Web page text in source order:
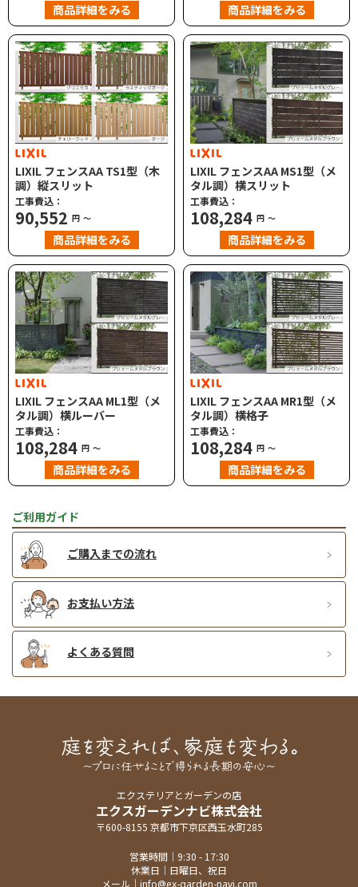
商品詳細をみる 商品詳細をみる
LIXIL フェンスAA TS1型（木
調）縦スリット
工事費込：
90,552 円 ～
商品詳細をみる
LIXIL フェンスAA MS1型（メ
タル調）横スリット
工事費込：
108,284 円 ～
商品詳細をみる
LIXIL フェンスAA ML1型（メ
タル調）横ルーバー
工事費込：
108,284 円 ～
商品詳細をみる
LIXIL フェンスAA MR1型（メ
タル調）横格子
工事費込：
108,284 円 ～
商品詳細をみる
ご利用ガイド
ご購入までの流れ
お支払い方法
よくある質問
エクステリアとガーデンの店
エクスガーデンナビ株式会社
〒600-8155 京都市下京区西玉水町285
営業時間｜9:30 - 17:30
休業日｜日曜日、祝日
メール｜ info@ex-garden-navi.com